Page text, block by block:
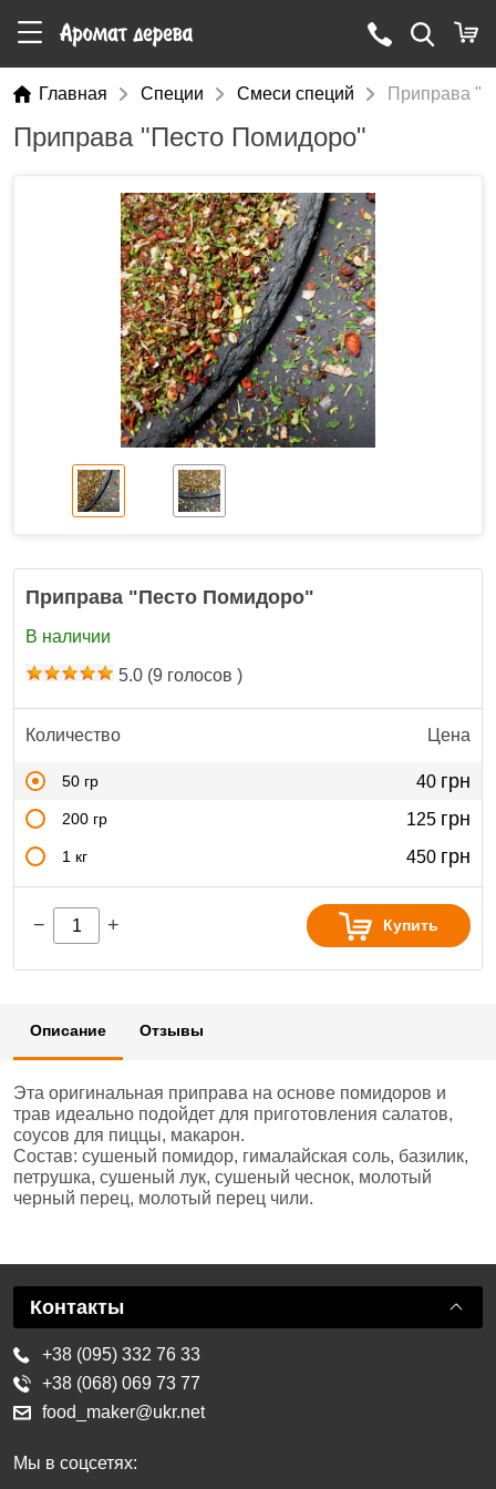
Главная Специи Смеси специй Приправа
Приправа "Песто Помидоро"
Приправа "Песто Помидоро"
В наличии
5.0 (9 голосов )
Количество Цена
50 гр 40 грн
200 гр 125 грн
1 кг 450 грн
− + Купить
Описание Отзывы
Эта оригинальная приправа на основе помидоров и
трав идеально подойдет для приготовления салатов,
соусов для пиццы, макарон.
Состав: сушеный помидор, гималайская соль, базилик,
петрушка, сушеный лук, сушеный чеснок, молотый
черный перец, молотый перец чили.
Контакты
+38 (095) 332 76 33
+38 (068) 069 73 77
food_maker@ukr.net
Мы в соцсетях: